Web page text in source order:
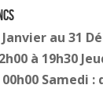
au 31
à 19h30
Samedi :